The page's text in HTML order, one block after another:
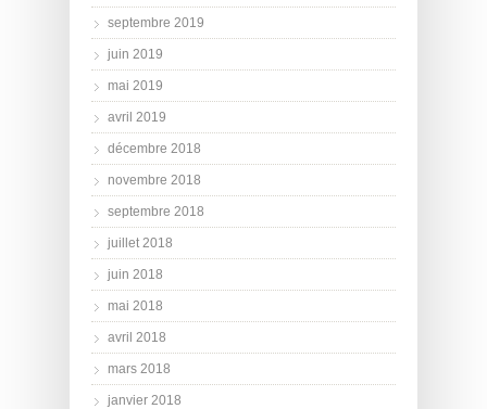
septembre 2019
juin 2019
mai 2019
avril 2019
décembre 2018
novembre 2018
septembre 2018
juillet 2018
juin 2018
mai 2018
avril 2018
mars 2018
janvier 2018